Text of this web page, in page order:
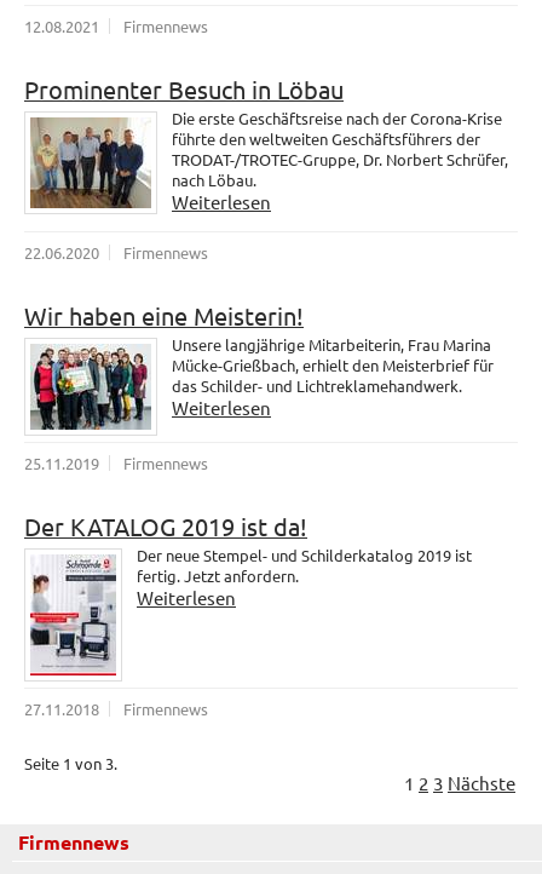
12.08.2021 Firmennews
Prominenter Besuch in Löbau
Die erste Geschäftsreise nach der Corona-Krise
führte den weltweiten Geschäftsführers der
TRODAT-/TROTEC-Gruppe, Dr. Norbert Schrüfer,
nach Löbau.
Weiterlesen
22.06.2020 Firmennews
Wir haben eine Meisterin!
Unsere langjährige Mitarbeiterin, Frau Marina
Mücke-Grießbach, erhielt den Meisterbrief für
das Schilder- und Lichtreklamehandwerk.
Weiterlesen
25.11.2019 Firmennews
Der KATALOG 2019 ist da!
Der neue Stempel- und Schilderkatalog 2019 ist
fertig. Jetzt anfordern.
Weiterlesen
27.11.2018 Firmennews
Seite 1 von 3.
1 2 3 Nächste
Firmennews